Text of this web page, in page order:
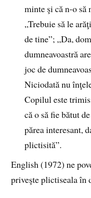
minte şi că n-o să
„Trebuie să le
de tine”; „Da,
dumneavoastră
joc de
Niciodată nu
Copilul este
că o să fie bătut
părea interesant,
plictisită”.
English (1972) ne
priveşte plictiseala în